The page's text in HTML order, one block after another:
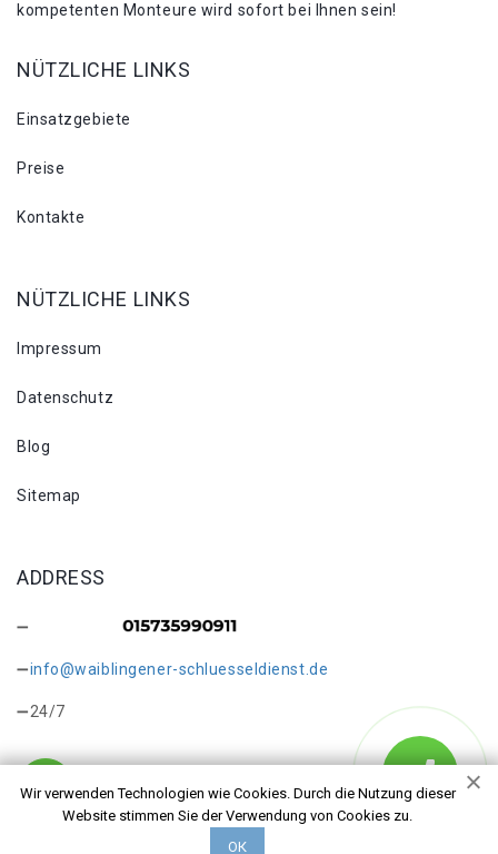
Wir verwenden Technologien wie Cookies. Durch die Nutzung dieser
Website stimmen Sie der Verwendung von Cookies zu.
ОК
kompetenten Monteure wird sofort bei Ihnen sein!
NÜTZLICHE LINKS
Einsatzgebiete
Preise
Kontakte
NÜTZLICHE LINKS
Impressum
Datenschutz
Blog
Sitemap
ADDRESS
info@waiblingener-schluesseldienst.de
24/7
Copyright © 2026 Schlüsseldienst in Waiblingen